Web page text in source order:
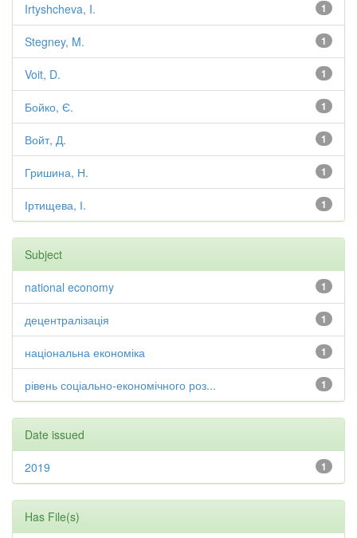
1
Irtyshcheva, I.
1
Stegney, M.
1
Voit, D.
1
Бойко, Є.
1
Войт, Д.
1
Гришина, Н.
1
Іртищева, І.
Subject
1
national economy
1
децентралізація
1
національна економіка
1
рівень соціально-економічного роз...
Date issued
1
2019
Has File(s)